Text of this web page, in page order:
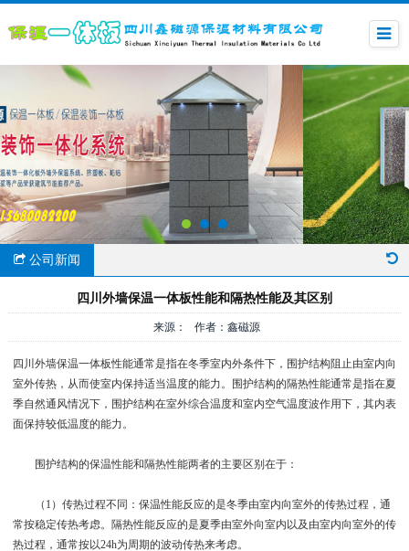
公司新闻
四川外墙保温一体板性能和隔热性能及其区别
来源： 作者：鑫磁源
四川外墙保温一体板性能通常是指在冬季室内外条件下，围护结构阻止由室内向
室外传热，从而使室内保持适当温度的能力。围护结构的隔热性能通常是指在夏
季自然通风情况下，围护结构在室外综合温度和室内空气温度波作用下，其内表
面保持较低温度的能力。
围护结构的保温性能和隔热性能两者的主要区别在于：
（1）传热过程不同：保温性能反应的是冬季由室内向室外的传热过程，通
常按稳定传热考虑。隔热性能反应的是夏季由室外向室内以及由室内向室外的传
热过程，通常按以24h为周期的波动传热来考虑。